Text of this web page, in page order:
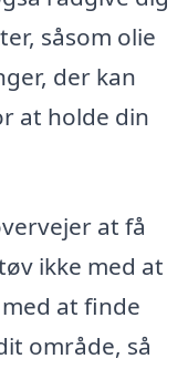
såsom olie
der kan
at holde din
at få
ikke med at
at finde
område, så